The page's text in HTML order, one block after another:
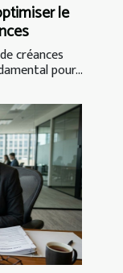
le
créances
pour...